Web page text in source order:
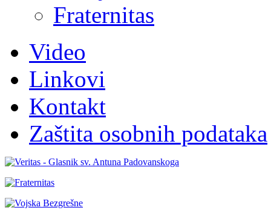
Fraternitas
Video
Linkovi
Kontakt
Zaštita osobnih podataka